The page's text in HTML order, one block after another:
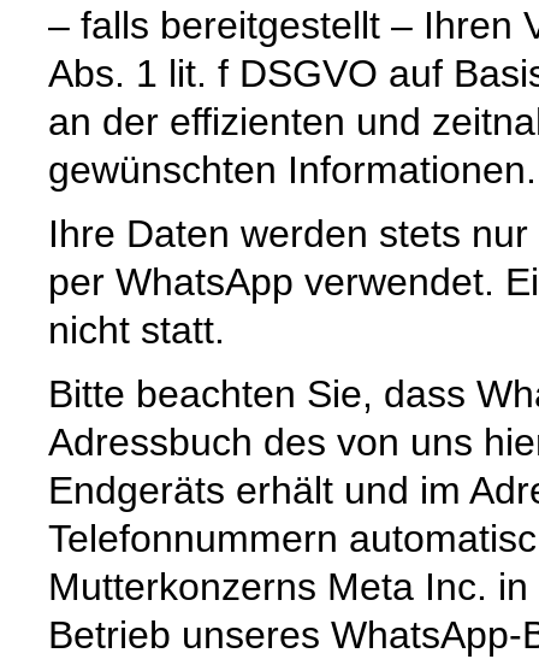
– falls bereitgestellt – Ihren
Abs. 1 lit. f DSGVO auf
an der effizienten und
gewünschten Informationen.
Ihre Daten werden stets
per WhatsApp verwendet.
nicht statt.
Bitte beachten Sie, dass
Adressbuch des von uns
Endgeräts erhält und im
Telefonnummern
Mutterkonzerns Meta Inc.
Betrieb unseres